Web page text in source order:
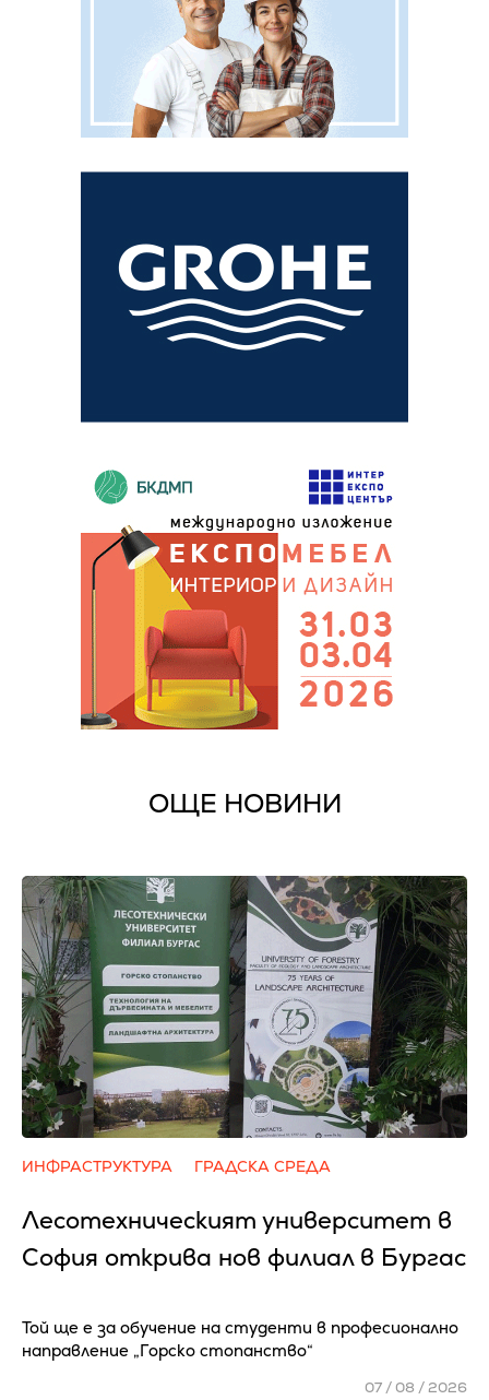
ОЩЕ НОВИНИ
ИНФРАСТРУКТУРА ГРАДСКА СРЕДА
Лесотехническият университет в
София открива нов филиал в Бургас
Той ще е за обучение на студенти в професионално
направление „Горско стопанство“
07 / 08 / 2026